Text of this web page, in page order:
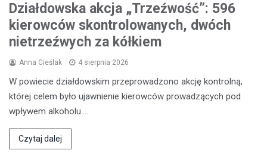
Działdowska akcja „Trzeźwość”: 596
kierowców skontrolowanych, dwóch
nietrzeźwych za kółkiem
Anna Cieślak 4 sierpnia 2026
W powiecie działdowskim przeprowadzono akcję kontrolną,
której celem było ujawnienie kierowców prowadzących pod
wpływem alkoholu.…
Czytaj dalej